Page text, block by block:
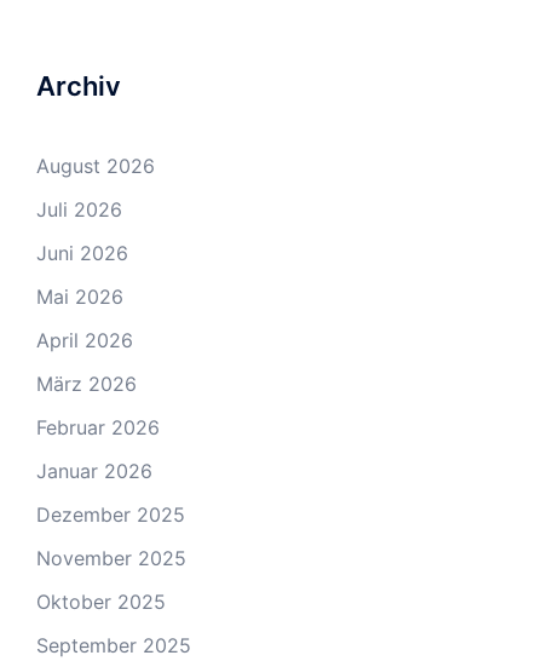
Archiv
August 2026
Juli 2026
Juni 2026
Mai 2026
April 2026
März 2026
Februar 2026
Januar 2026
Dezember 2025
November 2025
Oktober 2025
September 2025